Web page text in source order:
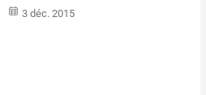
3 déc. 2015